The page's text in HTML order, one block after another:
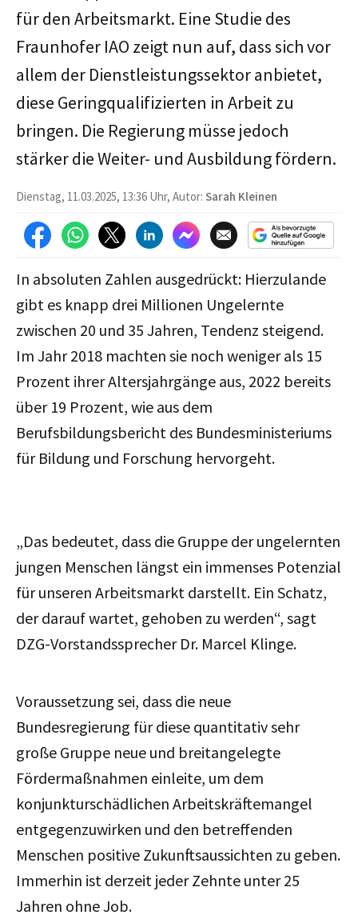
für den Arbeitsmarkt. Eine Studie des
Fraunhofer IAO zeigt nun auf, dass sich vor
allem der Dienstleistungssektor anbietet,
diese Geringqualifizierten in Arbeit zu
bringen. Die Regierung müsse jedoch
stärker die Weiter- und Ausbildung fördern.
Dienstag, 11.03.2025, 13:36 Uhr, Autor: Sarah Kleinen
In absoluten Zahlen ausgedrückt: Hierzulande
gibt es knapp drei Millionen Ungelernte
zwischen 20 und 35 Jahren, Tendenz steigend.
Im Jahr 2018 machten sie noch weniger als 15
Prozent ihrer Altersjahrgänge aus, 2022 bereits
über 19 Prozent, wie aus dem
Berufsbildungsbericht des Bundesministeriums
für Bildung und Forschung hervorgeht.
„Das bedeutet, dass die Gruppe der ungelernten
jungen Menschen längst ein immenses Potenzial
für unseren Arbeitsmarkt darstellt. Ein Schatz,
der darauf wartet, gehoben zu werden“, sagt
DZG-Vorstandssprecher Dr. Marcel Klinge.
Voraussetzung sei, dass die neue
Bundesregierung für diese quantitativ sehr
große Gruppe neue und breitangelegte
Fördermaßnahmen einleite, um dem
konjunkturschädlichen Arbeitskräftemangel
entgegenzuwirken und den betreffenden
Menschen positive Zukunftsaussichten zu geben.
Immerhin ist derzeit jeder Zehnte unter 25
Jahren ohne Job.